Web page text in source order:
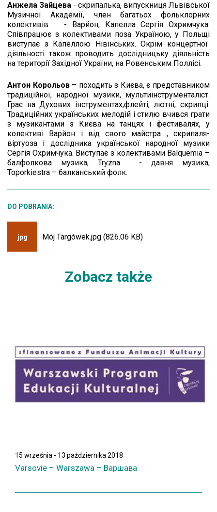
Анжела Зайцева - скрипалька, випускниця Львівської
Музичної Академії, член багатьох фольклорних
колективів - Варйон, Капелла Сергія Охримчука.
Співпрацює з колективами поза Україною, у Польщі
виступає з Капеллою Нівінських. Окрім концертної
діяльності також проводить дослідницьку діяльність
на території Західної України, на Ровенським Поллісі.
Антон Корольов– походить з Києва, є представником
традиційної, народної музики, мультиінструменталіст.
Грає на Духових інструментах,флейті, лютні, скрипці.
Традиційних українських мелодій і стилю вчився грати
з музикантами з Києва на танцях і фестивалях, у
колективі Варйон і від свого майстра , скрипаля-
віртуоза і дослідника української народної музики
Сергія Охримчука. Виступає з колективами Balquemia –
балфолкова музика, Tryzna - давня музика,
Toporkiestra – балканський фолк.
DO POBRANIA:
jpg Mój Targówek.jpg (826.06 KB)
Zobacz także
15 września - 13 października 2018
Varsovie – Warszawa – Варшава